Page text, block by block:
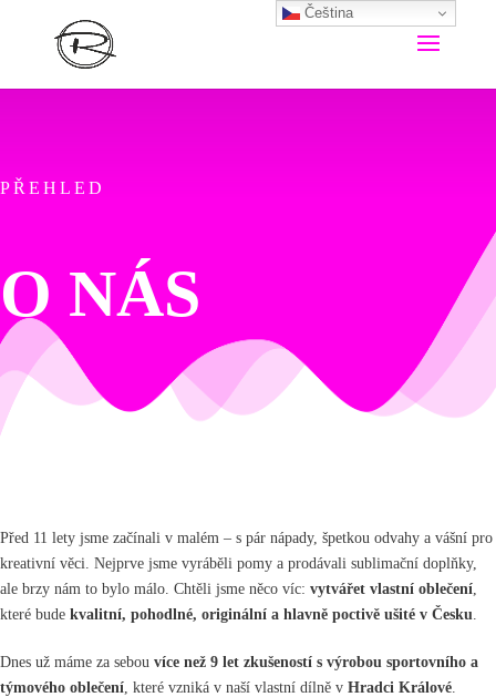
PŘEHLED
O NÁS
Před 11 lety jsme začínali v malém – s pár nápady, špetkou odvahy a vášní pro
kreativní věci. Nejprve jsme vyráběli pomy a prodávali sublimační doplňky,
ale brzy nám to bylo málo. Chtěli jsme něco víc: vytvářet vlastní oblečení,
které bude kvalitní, pohodlné, originální a hlavně poctivě ušité v Česku.
Dnes už máme za sebou více než 9 let zkušeností s výrobou sportovního a
týmového oblečení, které vzniká v naší vlastní dílně v Hradci Králové.
Čeština‎